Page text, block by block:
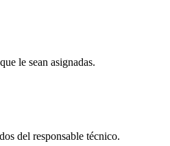
le sean asignadas.
del responsable técnico.